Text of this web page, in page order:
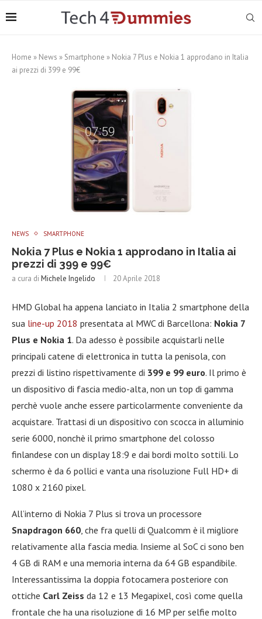
Home » News » Smartphone » Nokia 7 Plus e Nokia 1 approdano in Italia
ai prezzi di 399 e 99€
NEWS SMARTPHONE
Nokia 7 Plus e Nokia 1 approdano in Italia ai
prezzi di 399 e 99€
a cura di Michele Ingelido 20 Aprile 2018
HMD Global ha appena lanciato in Italia 2 smartphone della
sua line-up 2018 presentata al MWC di Barcellona: Nokia 7
Plus e Nokia 1. Da adesso è possibile acquistarli nelle
principali catene di elettronica in tutta la penisola, con
prezzi di listino rispettivamente di 399 e 99 euro. Il primo è
un dispositivo di fascia medio-alta, non un top di gamma
perchè vuole anche essere particolarmente conveniente da
acquistare. Trattasi di un dispositivo con scocca in alluminio
serie 6000, nonchè il primo smartphone del colosso
finlandese con un display 18:9 e dai bordi molto sottili. Lo
schermo è da 6 pollici e vanta una risoluzione Full HD+ di
1080 x 2160 pixel.
All’interno di Nokia 7 Plus si trova un processore
Snapdragon 660 , che fra quelli di Qualcomm è il migliore
relativamente alla fascia media. Insieme al SoC ci sono ben
4 GB di RAM e una memoria interna da 64 GB espandibile.
Interessantissima la doppia fotocamera posteriore con
ottiche Carl Zeiss da 12 e 13 Megapixel, così come quella
frontale che ha una risoluzione di 16 MP per selfie molto